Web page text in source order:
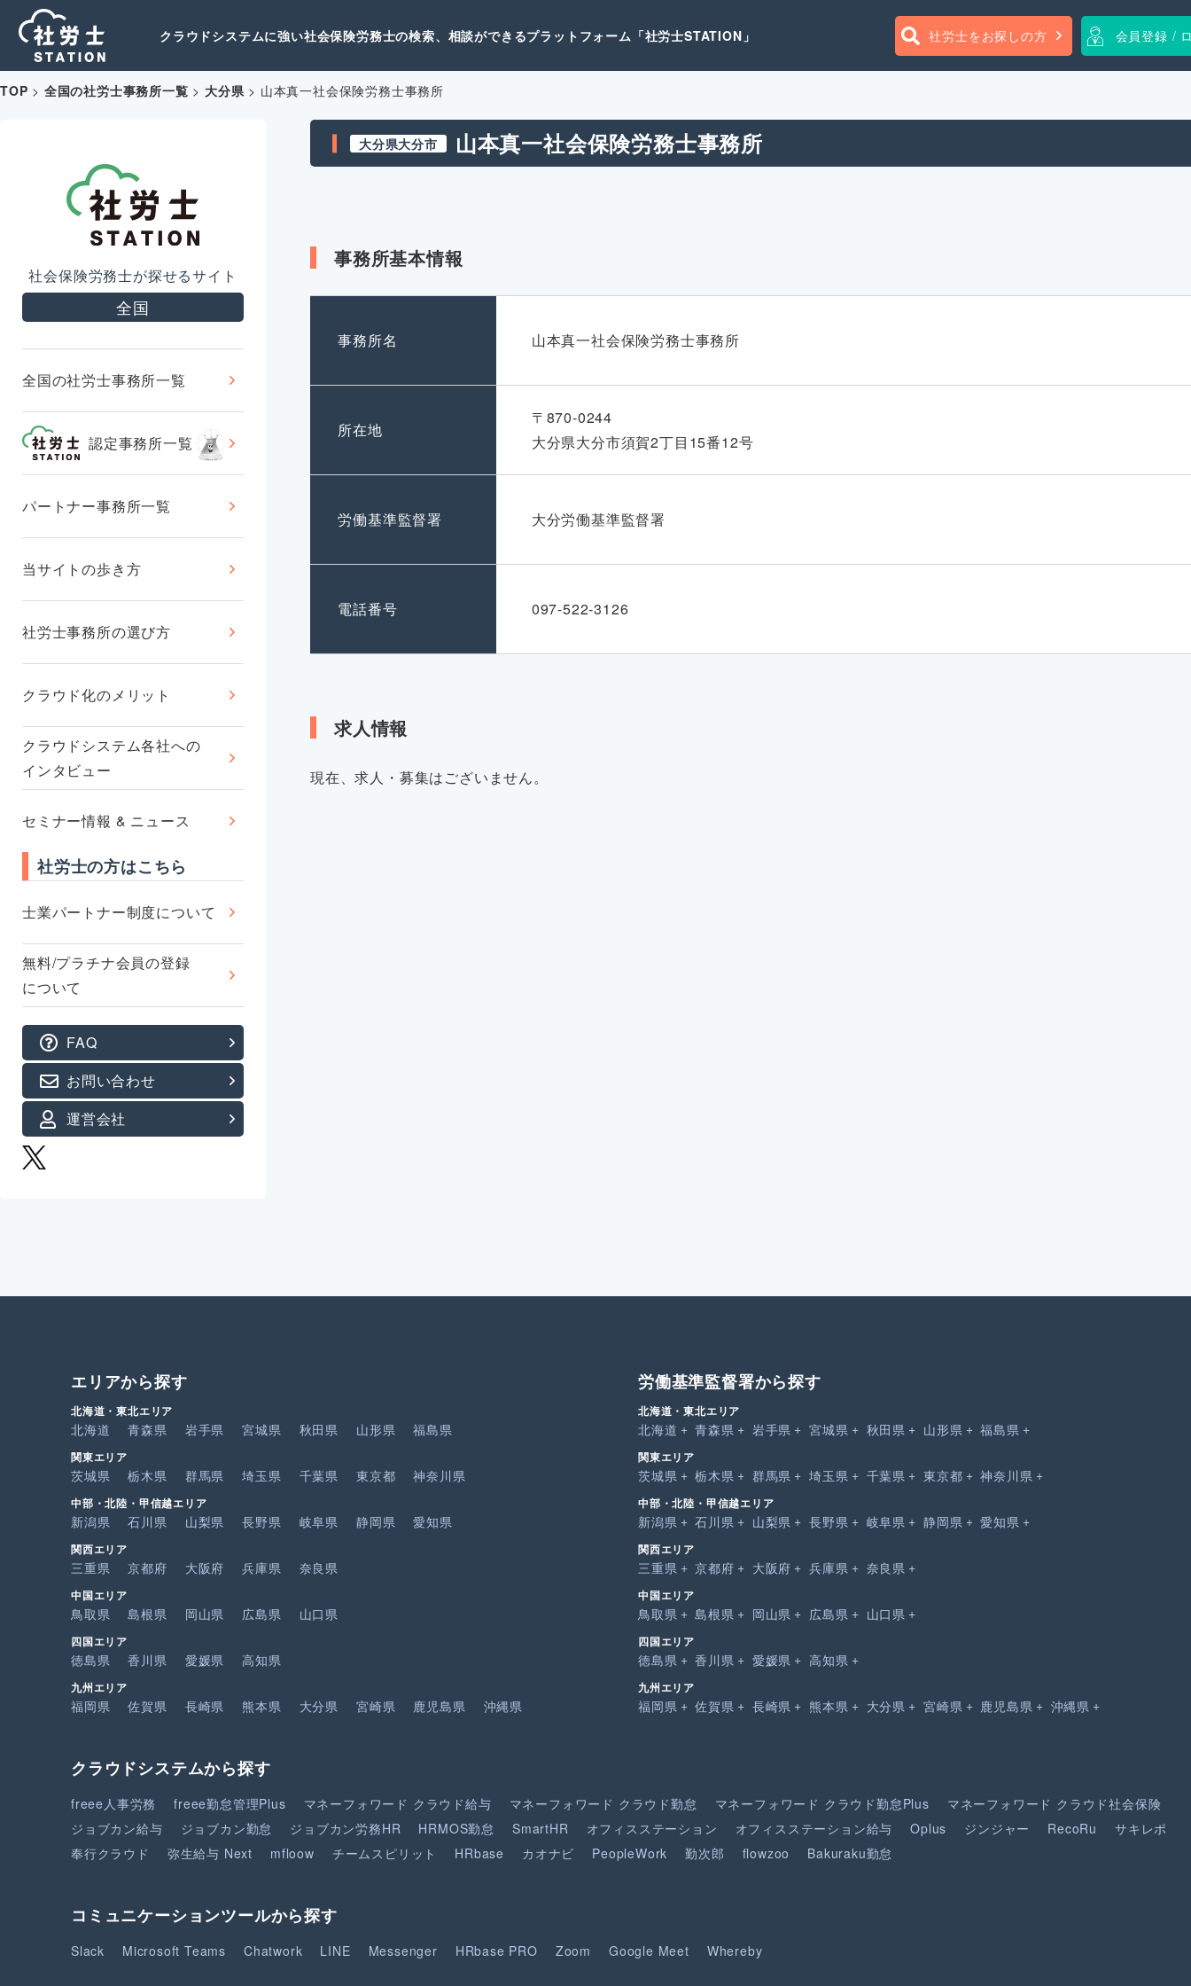
クラウドシステムに強い社会保険労務士の検索、相談ができるプラットフォーム「社労士STATION」 社労士をお探しの方 会員登録 /
TOP > 全国の社労士事務所一覧 > 大分県> 山本真一社会保険労務士事務所
社会保険労務士が探せるサイト
全国
全国の社労士事務所一覧
認定事務所一覧
パートナー事務所一覧
当サイトの歩き方
社労士事務所の選び方
クラウド化のメリット
クラウドシステム各社への
インタビュー
セミナー情報 & ニュース
社労士の方はこちら
士業パートナー制度について
無料/プラチナ会員の登録
について
FAQ
お問い合わせ
運営会社
大分県大分市 山本真一社会保険労務士事務所
事務所基本情報
事務所名 山本真一社会保険労務士事務所
所在地
〒870-0244
大分県大分市須賀2丁目15番12号
労働基準監督署 大分労働基準監督署
電話番号 097-522-3126
求人情報
現在、求人・募集はございません。
エリアから探す
北海道・東北エリア
北海道 青森県 岩手県 宮城県 秋田県 山形県 福島県
関東エリア
茨城県 栃木県 群馬県 埼玉県 千葉県 東京都 神奈川県
中部・北陸・甲信越エリア
新潟県 石川県 山梨県 長野県 岐阜県 静岡県 愛知県
関西エリア
三重県 京都府 大阪府 兵庫県 奈良県
中国エリア
鳥取県 島根県 岡山県 広島県 山口県
四国エリア
徳島県 香川県 愛媛県 高知県
九州エリア
福岡県 佐賀県 長崎県 熊本県 大分県 宮崎県 鹿児島県 沖縄県
労働基準監督署から探す
北海道・東北エリア
北海道 青森県 岩手県 宮城県 秋田県 山形県 福島県
関東エリア
茨城県 栃木県 群馬県 埼玉県 千葉県 東京都 神奈川県
中部・北陸・甲信越エリア
新潟県 石川県 山梨県 長野県 岐阜県 静岡県 愛知県
関西エリア
三重県 京都府 大阪府 兵庫県 奈良県
中国エリア
鳥取県 島根県 岡山県 広島県 山口県
四国エリア
徳島県 香川県 愛媛県 高知県
九州エリア
福岡県 佐賀県 長崎県 熊本県 大分県 宮崎県 鹿児島県 沖縄県
クラウドシステムから探す
freee人事労務 freee勤怠管理Plus マネーフォワード クラウド給与 マネーフォワード クラウド勤怠 マネーフォワード クラウド勤怠Plus マネーフォワード クラウド社会保険
ジョブカン給与
ジョブカン勤怠 ジョブカン労務HR HRMOS勤怠 SmartHR オフィスステーション オフィスステーション給与 Oplus ジンジャー RecoRu
サキレポ
奉行クラウド
弥生給与 Next mfloow チームスピリット HRbase カオナビ PeopleWork 勤次郎 flowzoo Bakuraku勤怠
コミュニケーションツールから探す
Slack Microsoft Teams Chatwork LINE Messenger HRbase PRO Zoom Google Meet Whereby